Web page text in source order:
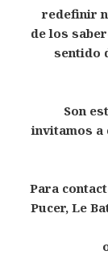
redefinir
de los
sentido
Son
invitamos a
Para
Pucer, Le